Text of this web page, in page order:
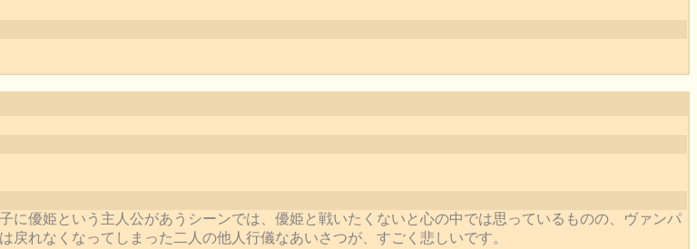
に優姫という主人公があうシーンでは、優姫と戦いたくないと心の中では思っているものの、ヴァンパ
戻れなくなってしまった二人の他人行儀なあいさつが、すごく悲しいです。